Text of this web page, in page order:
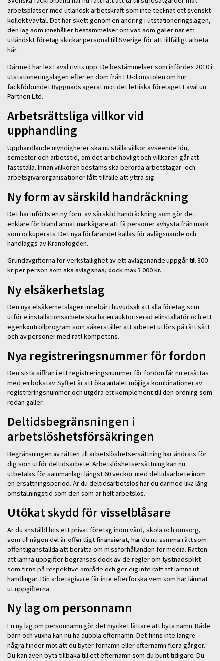
arbetsplatser med utländsk arbetskraft som inte tecknat ett svenskt
kollektivavtal. Det har skett genom en ändring i utstationeringslagen,
den lag som innehåller bestämmelser om vad som gäller när ett
utländskt företag skickar personal till Sverige för att tillfälligt arbeta
här.
Därmed har lex Laval rivits upp. De bestämmelser som infördes 2010 i
utstationeringslagen efter en dom från EU-domstolen om hur
fackförbundet Byggnads agerat mot det lettiska företaget Laval un
Partneri Ltd.
Arbetsrättsliga villkor vid
upphandling
Upphandlande myndigheter ska nu ställa villkor avseende lön,
semester och arbetstid, om det är behövligt och villkoren går att
fastställa. Innan villkoren bestäms ska berörda arbetstagar- och
arbetsgivarorganisationer fått tillfälle att yttra sig.
Ny form av särskild handräckning
Det har införts en ny form av särskild handräckning som gör det
enklare för bland annat markägare att få personer avhysta från mark
som ockuperats. Det nya förfarandet kallas för avlägsnande och
handläggs av Kronofogden.
Grundavgifterna för verkställighet av ett avlägsnande uppgår till 300
kr per person som ska avlägsnas, dock max 3 000 kr.
Ny elsäkerhetslag
Den nya elsäkerhetslagen innebär i huvudsak att alla företag som
utför elinstallationsarbete ska ha en auktoriserad elinstallatör och ett
egenkontrollprogram som säkerställer att arbetet utförs på rätt sätt
och av personer med rätt kompetens.
Nya registreringsnummer för fordon
Den sista siffran i ett registreringsnummer för fordon får nu ersättas
med en bokstav. Syftet är att öka antalet möjliga kombinationer av
registreringsnummer och utgöra ett komplement till den ordning som
redan gäller.
Deltidsbegränsningen i
arbetslöshetsförsäkringen
Begränsningen av rätten till arbetslöshetsersättning har ändrats för
dig som utför deltidsarbete. Arbetslöshetsersättning kan nu
utbetalas för sammanlagt längst 60 veckor med deltidsarbete inom
en ersättningsperiod. Är du deltidsarbetslös har du därmed lika lång
omställningstid som den som är helt arbetslös.
Utökat skydd för visselblåsare
Är du anställd hos ett privat företag inom vård, skola och omsorg,
som till någon del är offentligt finansierat, har du nu samma rätt som
offentliganställda att berätta om missförhållanden för media. Rätten
att lämna uppgifter begränsas dock av de regler om tystnadsplikt
som finns på respektive område och ger dig inte rätt att lämna ut
handlingar. Din arbetsgivare får inte efterforska vem som har lämnat
ut uppgifterna.
Ny lag om personnamn
En ny lag om personnamn gör det mycket lättare att byta namn. Både
barn och vuxna kan nu ha dubbla efternamn. Det finns inte längre
några hinder mot att du byter förnamn eller efternamn flera gånger.
Du kan även byta tillbaka till ett efternamn som du burit tidigare. Du